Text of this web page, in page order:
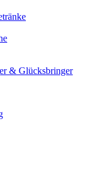
& Glücksbringer